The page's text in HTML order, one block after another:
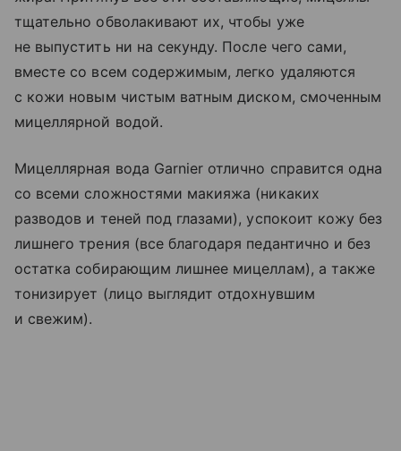
тщательно обволакивают их, чтобы уже
не выпустить ни на секунду. После чего сами,
вместе со всем содержимым, легко удаляются
с кожи новым чистым ватным диском, смоченным
мицеллярной водой.
Мицеллярная вода Garnier отлично справится одна
со всеми сложностями макияжа (никаких
разводов и теней под глазами), успокоит кожу без
лишнего трения (все благодаря педантично и без
остатка собирающим лишнее мицеллам), а также
тонизирует (лицо выглядит отдохнувшим
и свежим).